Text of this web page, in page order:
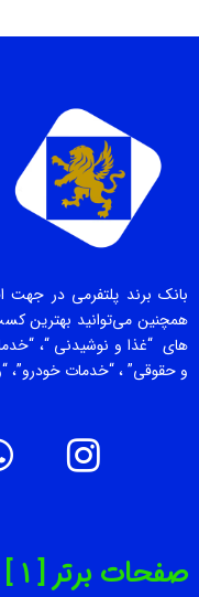
بانک برند پلتفرمی در
همچنین می‌توانید بهترین
های “غذا و نوشیدنی “،
و حقوقی” ، “خدمات خودرو”،
صفحات برتر [ 1 ]